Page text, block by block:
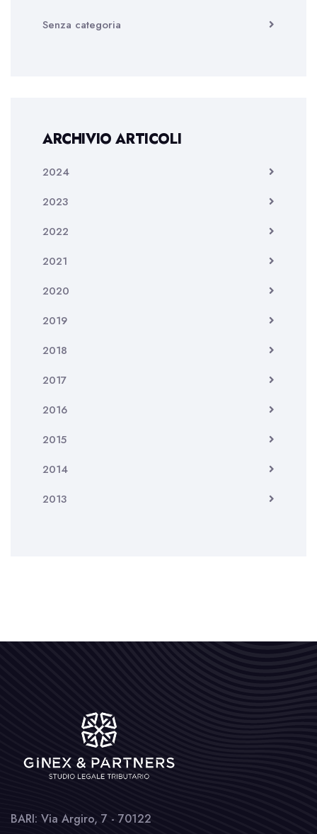
Senza categoria
ARCHIVIO ARTICOLI
2024
2023
2022
2021
2020
2019
2018
2017
2016
2015
2014
2013
BARI: Via Argiro, 7 - 70122